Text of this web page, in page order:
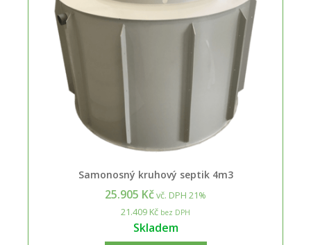
Samonosný kruhový septik 4m3
25.905 Kčvč. DPH 21%
21.409 Kč bez DPH
Skladem